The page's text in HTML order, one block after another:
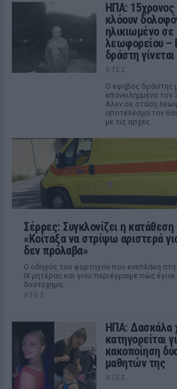
ΗΠΑ: 15χρονος
κλόουν
ηλικιωμένο
λεωφορείου –
δράστη
ΧΤΕΣ
Ο έφηβος δράστης
επανειλημμένα τον
Αλεν σε στάση
αποτέλεσμα τον
με τις αρχές
Σέρρες: Συγκλονίζει η
«Κοίταξα να στρίψω αριστερά
δεν πρόλαβα»
Ο οδηγός του φορτηγού που ενεπλάκη
ΙΧ μητέρας και γιου περιέγραψε πώς έγινε
δυστύχημα.
ΧΤΕΣ
ΗΠΑ: Δασκάλα
κατηγορείται
κακοποίηση
μαθητών της
ΧΤΕΣ